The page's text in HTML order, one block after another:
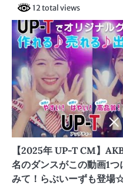
12 total views
【2025年 UP-T CM】
名のダンスがこの動画1
みて！らぶいーずも登場